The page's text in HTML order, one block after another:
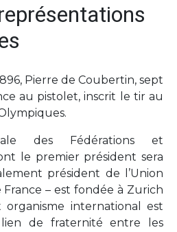
Pierre de Coubertin, sept
au pistolet, inscrit le tir au
des Fédérations et
le premier président sera
président de l’Union
France – est fondée à Zurich
organisme international est
de fraternité entre les